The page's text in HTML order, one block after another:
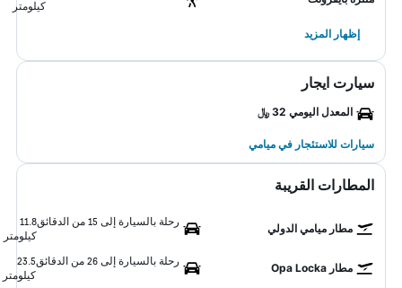
كيلومتر
إظهار المزيد
سيارت ايجار
المعدل اليومي 32 ﷼
سيارات للاستئجار في ميامي
المطارات القريبة
مطار ميامي الدولي
رحلة بالسيارة إلى 15 من الدقائق
11.8
كيلومتر
مطار Opa Locka
رحلة بالسيارة إلى 26 من الدقائق
23.5
كيلومتر